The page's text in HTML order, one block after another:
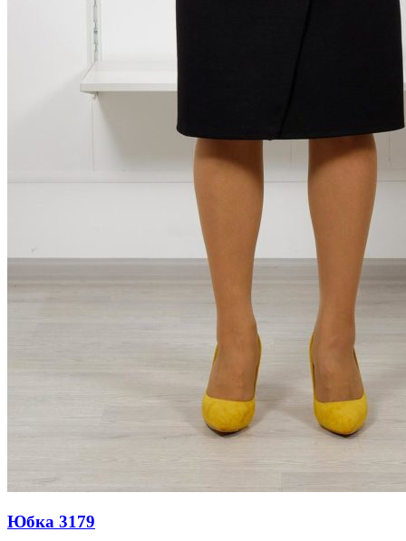
Юбка 3179